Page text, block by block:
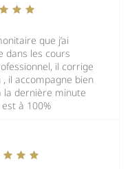
que j’ai
dans les cours
il corrige
il accompagne bien
la dernière minute
à 100%